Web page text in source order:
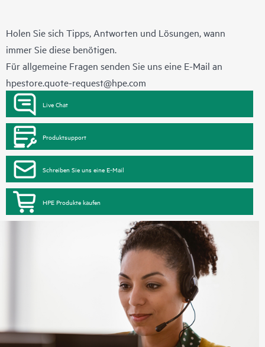
Holen Sie sich Tipps, Antworten und Lösungen, wann
immer Sie diese benötigen.
Für allgemeine Fragen senden Sie uns eine E-Mail an
hpestore.quote-request@hpe.com
Live Chat
Produktsupport
Schreiben Sie uns eine E-Mail
HPE Produkte kaufen